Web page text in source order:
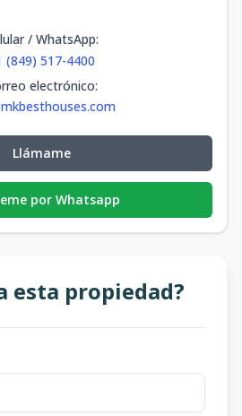
/ WhatsApp:
(849) 517-4400
electrónico:
Llámame
por Whatsapp
esta propiedad?